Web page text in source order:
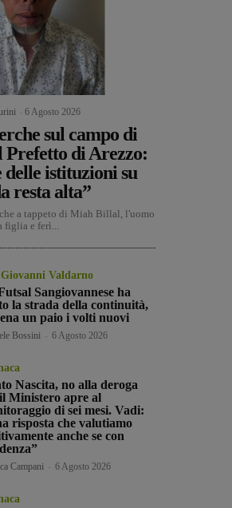
6 Agosto 2026
sul campo di
di Arezzo:
delle istituzioni su
resta alta”
a tappeto di Miah Billal, l'uomo
figlia e ferì...
Giovanni Valdarno
Sangiovannese ha
la strada della continuità,
un paio i volti nuovi
Bossini 6 Agosto 2026
Nascita, no alla deroga
Ministero apre al
di sei mesi. Vadi:
risposta che valutiamo
anche se con
Campani 6 Agosto 2026